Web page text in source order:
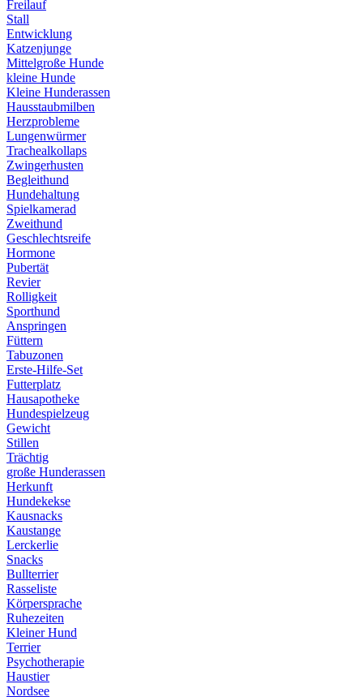
Freilauf
Stall
Entwicklung
Katzenjunge
Mittelgroße Hunde
kleine Hunde
Kleine Hunderassen
Hausstaubmilben
Herzprobleme
Lungenwürmer
Trachealkollaps
Zwingerhusten
Begleithund
Hundehaltung
Spielkamerad
Zweithund
Geschlechtsreife
Hormone
Pubertät
Revier
Rolligkeit
Sporthund
Anspringen
Füttern
Tabuzonen
Erste-Hilfe-Set
Futterplatz
Hausapotheke
Hundespielzeug
Gewicht
Stillen
Trächtig
große Hunderassen
Herkunft
Hundekekse
Kausnacks
Kaustange
Lerckerlie
Snacks
Bullterrier
Rasseliste
Körpersprache
Ruhezeiten
Kleiner Hund
Terrier
Psychotherapie
Haustier
Nordsee